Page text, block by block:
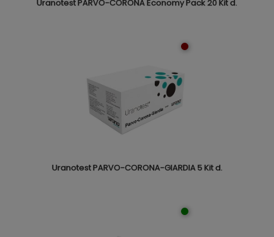
Uranotest PARVO-CORONA Economy Pack 20 Kit d.
Uranotest PARVO-CORONA-GIARDIA 5 Kit d.